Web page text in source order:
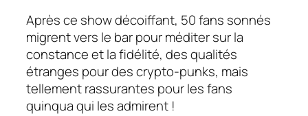
Après ce show décoiffant, 50 fans sonnés
migrent vers le bar pour méditer sur la
constance et la fidélité, des qualités
étranges pour des crypto-punks, mais
tellement rassurantes pour les fans
quinqua qui les admirent !